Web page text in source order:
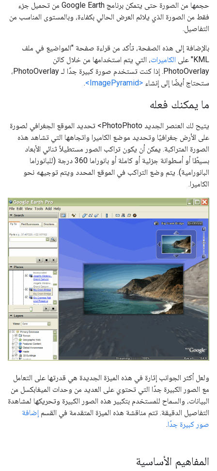
حجمها من الصورة حتى يتمكن برنامج Google Earth من تحميل جزء
فقط من الصورة الذي يلائم العرض الحالي بكفاءة، وبالمستوى المناسب من
التفاصيل.
بالإضافة إلى هذه الصفحة، تأكد من قراءة صفحة "المواضيع في ملف
KML" على
الكاميرات، التي يتم استخدامها من خلال كائن
PhotoOverlay. إذا كنت تستخدم صورة كبيرة جدًا لـ PhotoOverlay،
ستحتاج أيضًا إلى إنشاء <ImagePyramid>
.
ما يمكنك فعله
يتيح لك العنصر الجديد PhotoPhoto> تحديد الموقع الجغرافي لصورة
على الأرض جغرافيًا وتحديد موضع الكاميرا واتجاهها التي تشاهد هذه
الصورة المتراكبة. يمكن أن يكون تراكب الصور مستطيلاً ثنائي الأبعاد
بسيطًا أو أسطوانة جزئية أو كاملة أو بانوراما 360 درجة (للبانوراما
البانورامية). يتم وضع التراكب في الموقع المحدد ويتم توجيهه نحو
الكاميرا.
ولعل أكثر الجوانب إثارة في هذه الميزة الجديدة هي قدرتها على التعامل
مع الصور الكبيرة جدًا التي تحتوي على العديد من وحدات الميغابكسل من
البيانات، والسماح للمستخدم بتكبير هذه الصور الكبيرة وتحريكها لمشاهدة
التفاصيل الدقيقة. تتم مناقشة هذه الميزة المتقدمة في القسم إضافة
صور كبيرة جدًا.
المفاهيم الأساسية